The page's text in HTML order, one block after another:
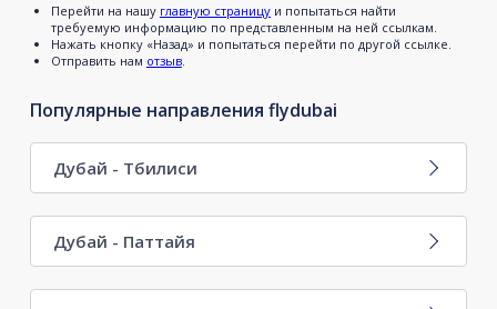
Перейти на нашу главную страницуи попытаться найти
требуемую информацию по представленным на ней ссылкам.
Нажать кнопку «Назад» и попытаться перейти по другой ссылке.
Отправить нам отзыв.
Популярные направления flydubai
Дубай - Тбилиси
Дубай - Паттайя